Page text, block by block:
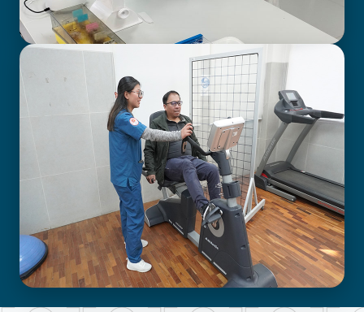
LABORATORIO CLÍNICO